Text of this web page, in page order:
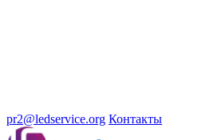
pr2@ledservice.org Контакты